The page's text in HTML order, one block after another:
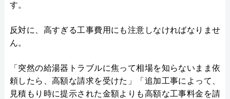
す。
反対に、高すぎる工事費用にも注意しなければなりませ
ん。
「突然の給湯器トラブルに焦って相場を知らないまま依
頼したら、高額な請求を受けた」「追加工事によって、
見積もり時に提示された金額よりも高額な工事料金を請